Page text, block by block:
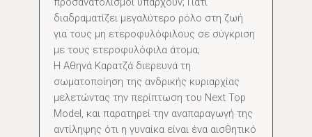
διαδραματίζει μεγαλύτερο ρόλο στη ζωή
για τους μη ετεροφυλόφιλους σε σύγκριση
με τους ετεροφυλόφιλα άτομα;
Η Αθηνά Καρατζά διερευνά τη
σωματοποίηση της ανδρικής κυριαρχίας
μελετώντας την περίπτωση του Next Top
Model, και παρατηρεί την αναπαραγωγή της
αντίληψης ότι η γυναίκα είναι ένα αισθητικό